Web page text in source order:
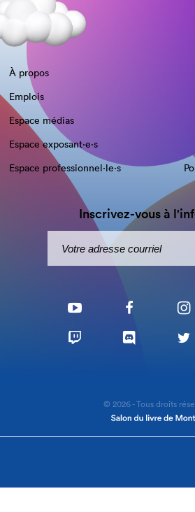
À propos
Emplois
Espace médias
Espace exposant·e⋅s
Espace professionnel·le⋅s
Inscrivez-vous à
© 2026 - Tous droits